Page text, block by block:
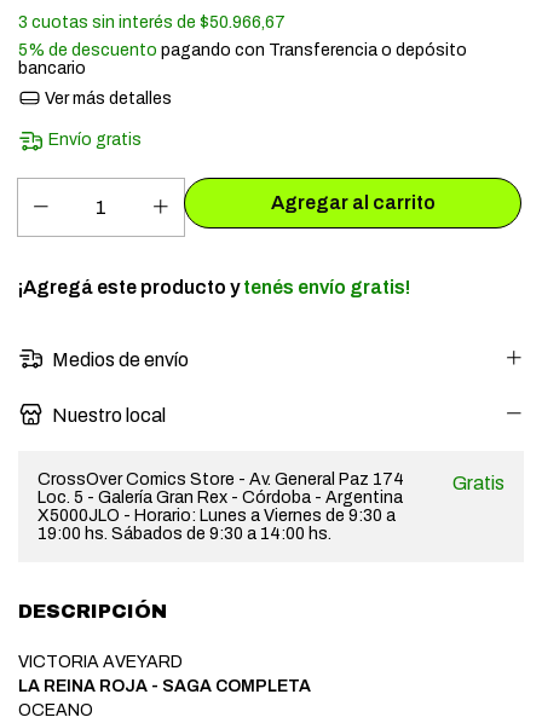
3 cuotas sin interés de $50.966,67
5% de descuento pagando con Transferencia o depósito
bancario
Ver más detalles
Envío gratis
¡Agregá este producto ytenés envío gratis!
Medios de envío
Nuestro local
CrossOver Comics Store - Av. General Paz 174
Loc. 5 - Galería Gran Rex - Córdoba - Argentina
X5000JLO - Horario: Lunes a Viernes de 9:30 a
19:00 hs. Sábados de 9:30 a 14:00 hs.
Gratis
DESCRIPCIÓN
VICTORIA AVEYARD
LA REINA ROJA - SAGA COMPLETA
OCEANO